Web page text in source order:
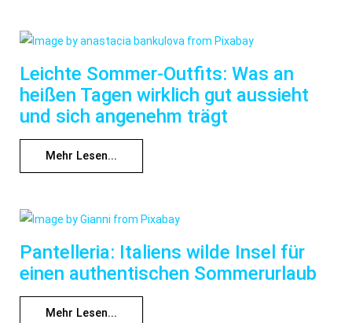
Leichte Sommer-Outfits: Was an
heißen Tagen wirklich gut aussieht
und sich angenehm trägt
Mehr Lesen...
Pantelleria: Italiens wilde Insel für
einen authentischen Sommerurlaub
Mehr Lesen...